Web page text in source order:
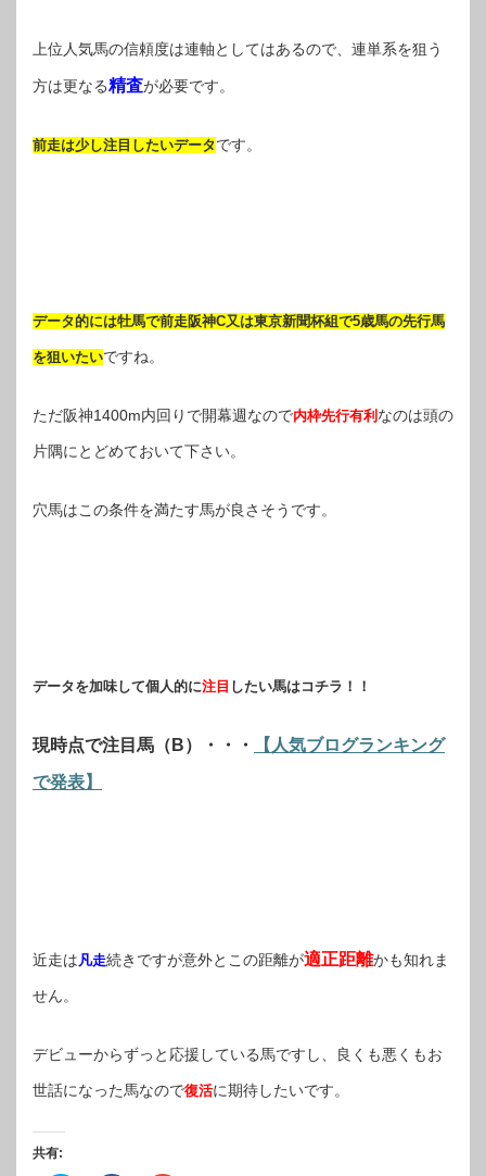
上位人気馬の信頼度は連軸としてはあるので、連単系を狙う
方は更なる精査が必要です。
前走は少し注目したいデータです。
データ的には牡馬で前走阪神C又は東京新聞杯組で5歳馬の先行馬
を狙いたいですね。
ただ阪神1400m内回りで開幕週なので内枠先行有利 なのは頭の
片隅にとどめておいて下さい。
穴馬はこの条件を満たす馬が良さそうです。
データを加味して個人的に注目 したい馬はコチラ！！
現時点で注目馬（B）・・・
【人気ブログランキング
で発表】
近走は 凡走続きですが意外とこの距離が適正距離かも知れま
せん。
デビューからずっと応援している馬ですし、良くも悪くもお
世話になった馬なので復活に期待したいです。
共有: